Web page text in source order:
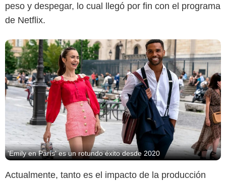
peso y despegar, lo cual llegó por fin con el programa
de Netflix.
'Emily en París' es un rotundo éxito desde 2020
Actualmente, tanto es el impacto de la producción